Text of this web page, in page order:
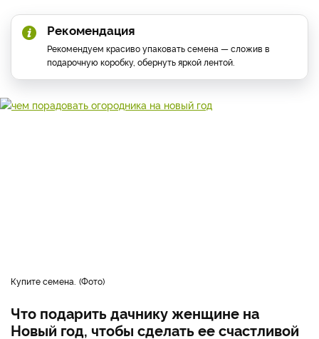
Рекомендация
Рекомендуем красиво упаковать семена — сложив в
подарочную коробку, обернуть яркой лентой.
Купите семена. Фото
Что подарить дачнику женщине на
Новый год, чтобы сделать ее счастливой